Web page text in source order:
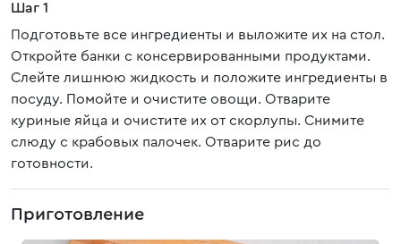
Шаг 1
Подготовьте все ингредиенты и выложите их на стол.
Откройте банки с консервированными продуктами.
Слейте лишнюю жидкость и положите ингредиенты в
посуду. Помойте и очистите овощи. Отварите
куриные яйца и очистите их от скорлупы. Снимите
слюду с крабовых палочек. Отварите рис до
готовности.
Приготовление